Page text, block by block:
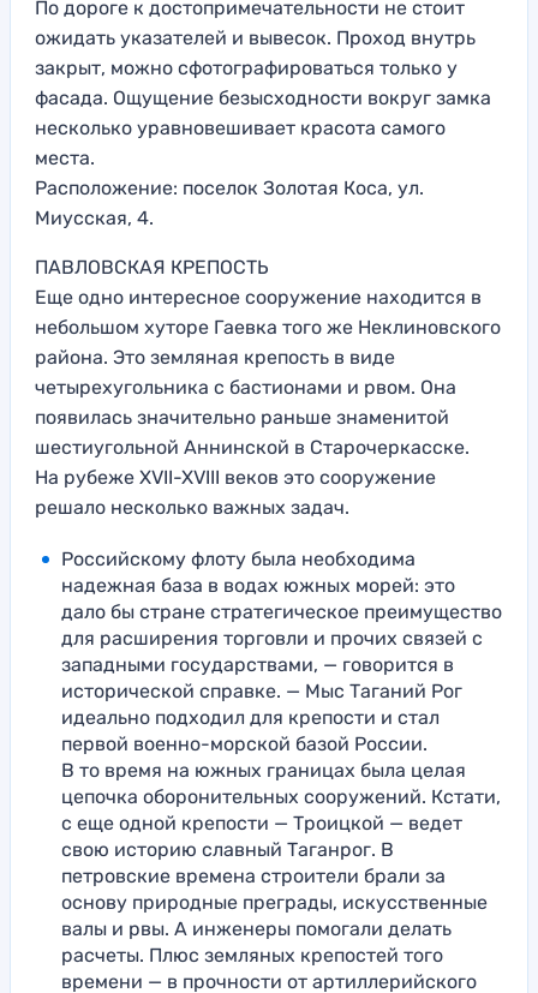
По дороге к достопримечательности не стоит
ожидать указателей и вывесок. Проход внутрь
закрыт, можно сфотографироваться только у
фасада. Ощущение безысходности вокруг замка
несколько уравновешивает красота самого
места.
Расположение: поселок Золотая Коса, ул.
Миусская, 4.
ПАВЛОВСКАЯ КРЕПОСТЬ
Еще одно интересное сооружение находится в
небольшом хуторе Гаевка того же Неклиновского
района. Это земляная крепость в виде
четырехугольника с бастионами и рвом. Она
появилась значительно раньше знаменитой
шестиугольной Аннинской в Старочеркасске.
На рубеже XVII-XVIII веков это сооружение
решало несколько важных задач.
Российскому флоту была необходима
надежная база в водах южных морей: это
дало бы стране стратегическое преимущество
для расширения торговли и прочих связей с
западными государствами, — говорится в
исторической справке. — Мыс Таганий Рог
идеально подходил для крепости и стал
первой военно-морской базой России.
В то время на южных границах была целая
цепочка оборонительных сооружений. Кстати,
с еще одной крепости — Троицкой — ведет
свою историю славный Таганрог. В
петровские времена строители брали за
основу природные преграды, искусственные
валы и рвы. А инженеры помогали делать
расчеты. Плюс земляных крепостей того
времени — в прочности от артиллерийского